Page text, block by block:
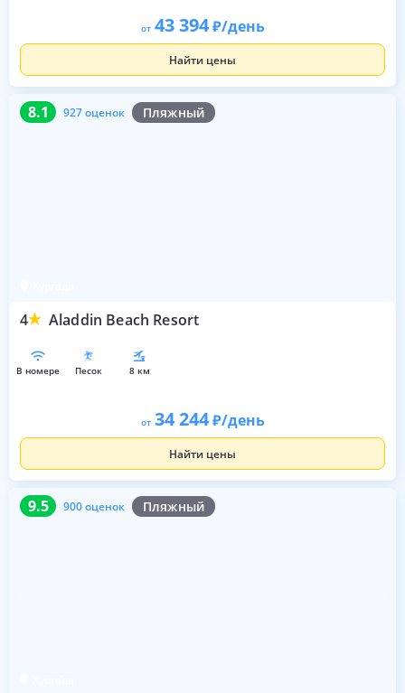
от 43 394 /день
Найти цены
8.1 927 оценок Пляжный
4 Aladdin Beach Resort
8.1 927 оценок
в номере песок 8 км
от 34 244 /день
Найти цены
9.5 900 оценок Пляжный
9.5 900 оценок